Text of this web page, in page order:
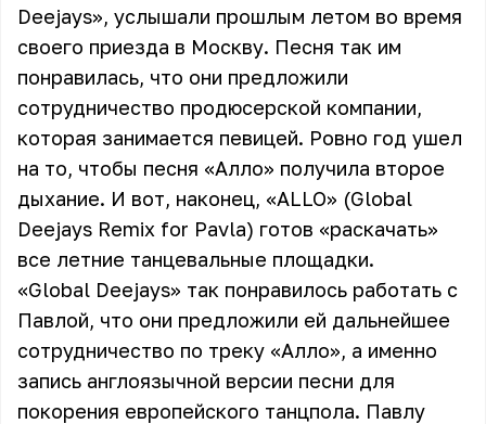
Deejays», услышали прошлым летом во время
своего приезда в Москву. Песня так им
понравилась, что они предложили
сотрудничество продюсерской компании,
которая занимается певицей. Ровно год ушел
на то, чтобы песня «Алло» получила второе
дыхание. И вот, наконец, «ALLO» (Global
Deejays Remix for Pavla) готов «раскачать»
все летние танцевальные площадки.
«Global Deejays» так понравилось работать с
Павлой, что они предложили ей дальнейшее
сотрудничество по треку «Алло», а именно
запись англоязычной версии песни для
покорения европейского танцпола. Павлу